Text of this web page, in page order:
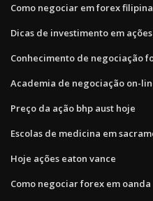
Como negociar em forex
Dicas de investimento em ações
Conhecimento de negociação
Academia de negociação on-
Preço da ação bhp aust hoje
Escolas de medicina em
Hoje ações eaton vance
Como negociar forex em oanda